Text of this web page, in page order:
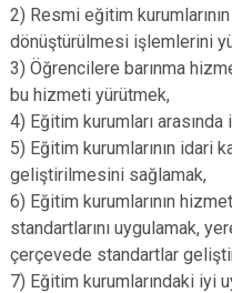
2) Resmi eğitim kurumlarının
dönüştürülmesi işlemlerini
3) Öğrencilere barınma
bu hizmeti yürütmek,
4) Eğitim kurumları
5) Eğitim kurumlarının idari
geliştirilmesini sağlamak,
6) Eğitim kurumlarının
standartlarını uygulamak,
çerçevede standartlar
7) Eğitim kurumlarındaki iyi